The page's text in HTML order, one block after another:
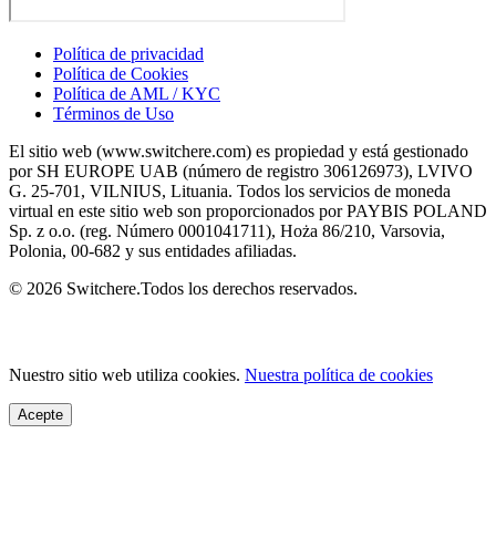
Política de privacidad
Política de Cookies
Política de AML / KYC
Términos de Uso
El sitio web (www.switchere.com) es propiedad y está gestionado
por SH EUROPE UAB (número de registro 306126973), LVIVO
G. 25-701, VILNIUS, Lituania. Todos los servicios de moneda
virtual en este sitio web son proporcionados por PAYBIS POLAND
Sp. z o.o. (reg. Número 0001041711), Hoża 86/210, Varsovia,
Polonia, 00-682 y sus entidades afiliadas.
© 2026 Switchere.Todos los derechos reservados.
Nuestro sitio web utiliza cookies. Nuestra política de cookies
Acepte